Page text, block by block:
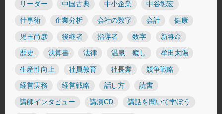
リーダー 中国古典 中小企業 中谷彰宏
仕事術 企業分析 会社の数字 会計 健康
児玉尚彦 後継者 指導者 数字 新将命
歴史 決算書 法律 温泉 癒し 牟田太陽
生産性向上 社員教育 社長業 競争戦略
経営実務 経営戦略 話し方 読書
講師インタビュー 講演CD 講話を聞いて学ぼう